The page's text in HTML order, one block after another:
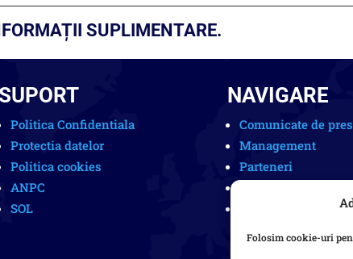
Folosim cookie-uri
SUPLIMENTARE.
SUPORT
Politica Confidentiala
Protectia datelor
Politica cookies
ANPC
SOL
NAVIGARE
Comunicate de
Management
Parteneri